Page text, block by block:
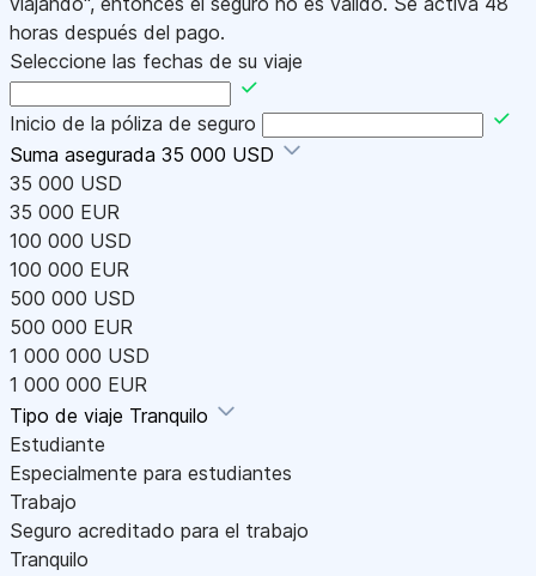
horas después del pago.
Seleccione las fechas de su viaje
Inicio de la póliza de seguro
Suma asegurada 35 000 USD
35 000 USD
35 000 EUR
100 000 USD
100 000 EUR
500 000 USD
500 000 EUR
1 000 000 USD
1 000 000 EUR
Tipo de viaje Tranquilo
Estudiante
Especialmente para estudiantes
Trabajo
Seguro acreditado para el trabajo
Tranquilo